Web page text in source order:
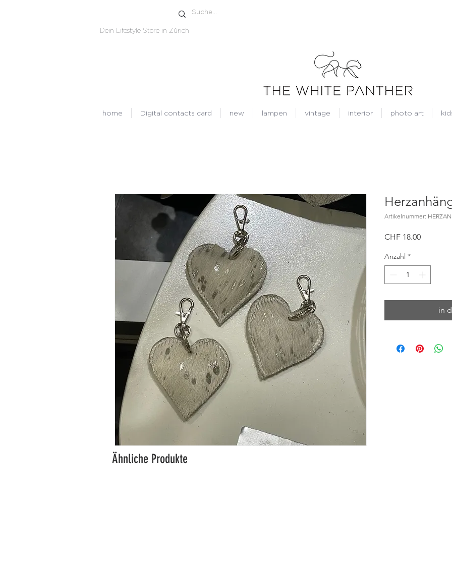
Dein Lifestyle Store in Zürich
home Digital contacts card new lampen vintage interior photo art
Artikelnummer:
CHF 18.00Preis
Anzahl *
in
Ähnliche Produkte